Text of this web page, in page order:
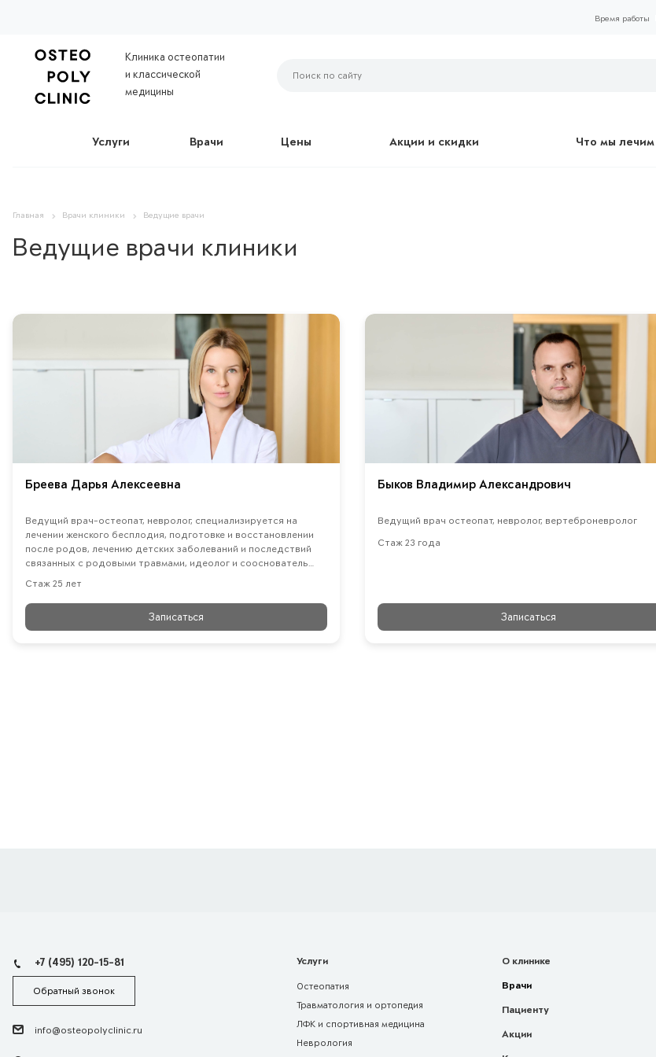
Время работы
Клиника остеопатии
и классической
медицины
Услуги Врачи Цены Акции и скидки Что мы лечим
Главная Врачи клиники Ведущие врачи
Ведущие врачи клиники
Бреева Дарья Алексеевна
Ведущий врач-остеопат, невролог, специализируется на
лечении женского бесплодия, подготовке и восстановлении
после родов, лечению детских заболеваний и последствий
связанных с родовыми травмами, идеолог и сооснователь
Стаж 25 лет
Записаться
Быков Владимир Александрович
Ведущий врач остеопат, невролог, вертеброневролог
Стаж 23 года
Записаться
+7 (495) 120-15-81
Обратный звонок
info@osteopolyclinic.ru
Услуги
Остеопатия
Травматология и ортопедия
ЛФК и спортивная медицина
Неврология
О клинике
Врачи
Пациенту
Акции